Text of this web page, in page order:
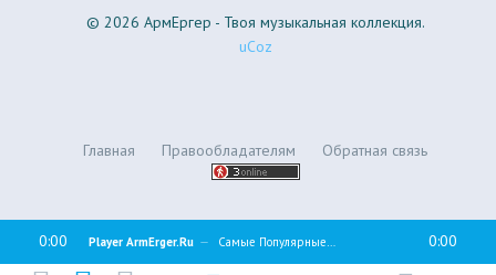
© 2026 АрмЕргер - Твоя музыкальная коллекция.
uCoz
Главная Правообладателям Обратная связь
0:00 0:00
Player ArmErger.Ru Самые Популярные Песни - ArmErger.Ru